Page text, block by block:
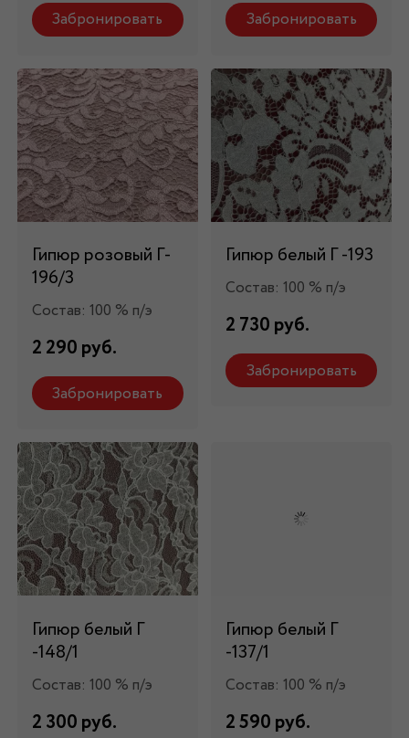
Забронировать Забронировать
Гипюр розовый Г-
196/3
Состав: 100 % п/э
2 290 руб.
Забронировать
Гипюр белый Г -193
Состав: 100 % п/э
2 730 руб.
Забронировать
Гипюр белый Г
-148/1
Состав: 100 % п/э
2 300 руб.
Гипюр белый Г
-137/1
Состав: 100 % п/э
2 590 руб.